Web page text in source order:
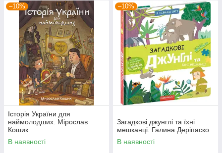
–10%
Історія України для
наймолодших. Мірослав
Кошик
В наявності
–10%
Загадкові джунглі та їхні
мешканці. Галина Деріпаско
В наявності